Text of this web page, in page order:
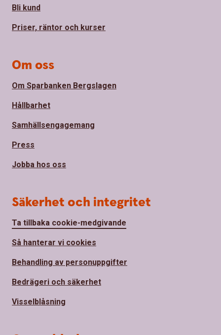
Bli kund
Priser, räntor och kurser
Om oss
Om Sparbanken Bergslagen
Hållbarhet
Samhällsengagemang
Press
Jobba hos oss
Säkerhet och integritet
Ta tillbaka cookie-medgivande
Så hanterar vi cookies
Behandling av personuppgifter
Bedrägeri och säkerhet
Visselblåsning